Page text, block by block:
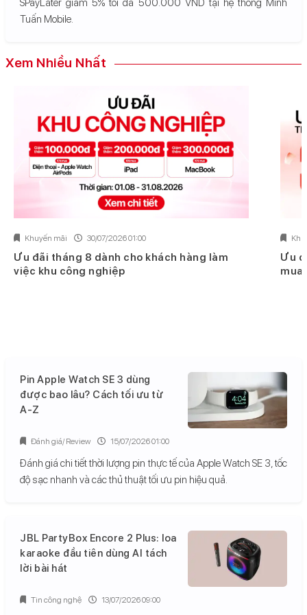
SPayLater giảm 5% tối đa 500.000 VND tại hệ thống Minh
Tuấn Mobile.
Xem Nhiều Nhất
Khuyến mãi 30/07/2026 01:00
Ưu đãi tháng 8 dành cho khách hàng làm
việc khu công nghiệp
Ưu
mua
Pin Apple Watch SE 3 dùng
được bao lâu? Cách tối ưu từ
A-Z
Đánh giá chi tiết thời lượng pin thực tế của Apple Watch SE 3, tốc
độ sạc nhanh và các thủ thuật tối ưu pin hiệu quả.
Đánh giá/ Review 15/07/2026 01:00
JBL PartyBox Encore 2 Plus: loa
karaoke đầu tiên dùng AI tách
lời bài hát
Tin công nghệ 13/07/2026 09:00